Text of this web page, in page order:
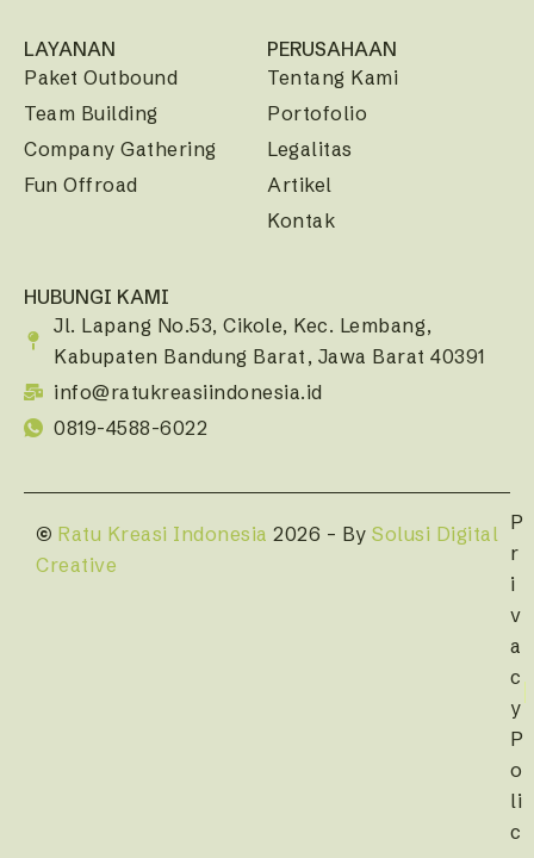
LAYANAN
Paket Outbound
Team Building
Company Gathering
Fun Offroad
PERUSAHAAN
Tentang Kami
Portofolio
Legalitas
Artikel
Kontak
HUBUNGI KAMI
Jl. Lapang No.53, Cikole, Kec. Lembang,
Kabupaten Bandung Barat, Jawa Barat 40391
info@ratukreasiindonesia.id
0819-4588-6022
© Ratu Kreasi Indonesia 2026 – By Solusi Digital
Creative
P
r
i
v
a
c
y
P
o
li
c